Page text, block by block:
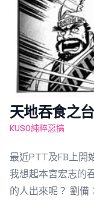
天地吞食之
KUSO純粹惡搞
最近PTT及FB上開
我想起本宮宏志的
的人出來呢？ 劉